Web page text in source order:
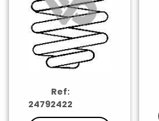
Ref:
24792422